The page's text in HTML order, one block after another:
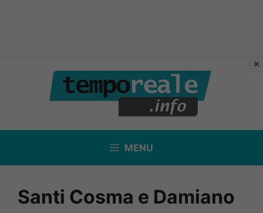
contenuto
MENU
Santi Cosma e Damiano